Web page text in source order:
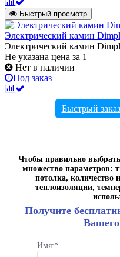
Быстрый просмотр
Электрический камин
Электрический камин
Не указана цена за 1
Нет в наличии
Под заказ
Быстрый
Чтобы правильно выбрать
множество параметров:
потолка, количество
теплоизоляции,
Получите
Имя:*